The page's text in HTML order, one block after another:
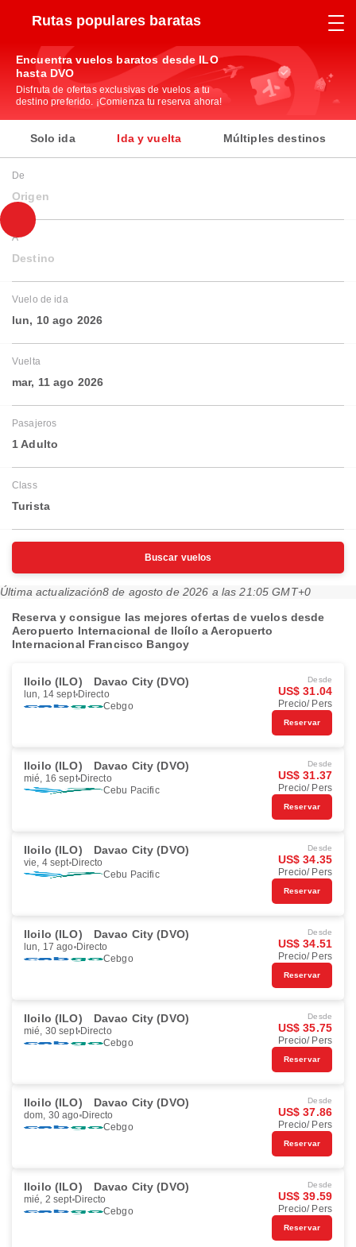
Rutas populares baratas
Encuentra vuelos baratos desde ILO
hasta DVO
Disfruta de ofertas exclusivas de vuelos a tu
destino preferido. ¡Comienza tu reserva ahora!
Solo ida Ida y vuelta Múltiples destinos
De
Origen
A
Destino
Vuelo de ida
lun, 10 ago 2026
Vuelta
mar, 11 ago 2026
Pasajeros
1 Adulto
Class
Turista
Buscar vuelos
Última actualización8 de agosto de 2026 a las 21:05 GMT+0
Reserva y consigue las mejores ofertas de vuelos desde
Aeropuerto Internacional de Iloílo a Aeropuerto
Internacional Francisco Bangoy
Iloilo (ILO) Davao City (DVO)
lun, 14 sept Directo
Cebgo
Desde
US$ 31.04
Precio/ Pers
Reservar
Iloilo (ILO) Davao City (DVO)
mié, 16 sept Directo
Cebu Pacific
Desde
US$ 31.37
Precio/ Pers
Reservar
Iloilo (ILO) Davao City (DVO)
vie, 4 sept Directo
Cebu Pacific
Desde
US$ 34.35
Precio/ Pers
Reservar
Iloilo (ILO) Davao City (DVO)
lun, 17 ago Directo
Cebgo
Desde
US$ 34.51
Precio/ Pers
Reservar
Iloilo (ILO) Davao City (DVO)
mié, 30 sept Directo
Cebgo
Desde
US$ 35.75
Precio/ Pers
Reservar
Iloilo (ILO) Davao City (DVO)
dom, 30 ago Directo
Cebgo
Desde
US$ 37.86
Precio/ Pers
Reservar
Iloilo (ILO) Davao City (DVO)
mié, 2 sept Directo
Cebgo
Desde
US$ 39.59
Precio/ Pers
Reservar